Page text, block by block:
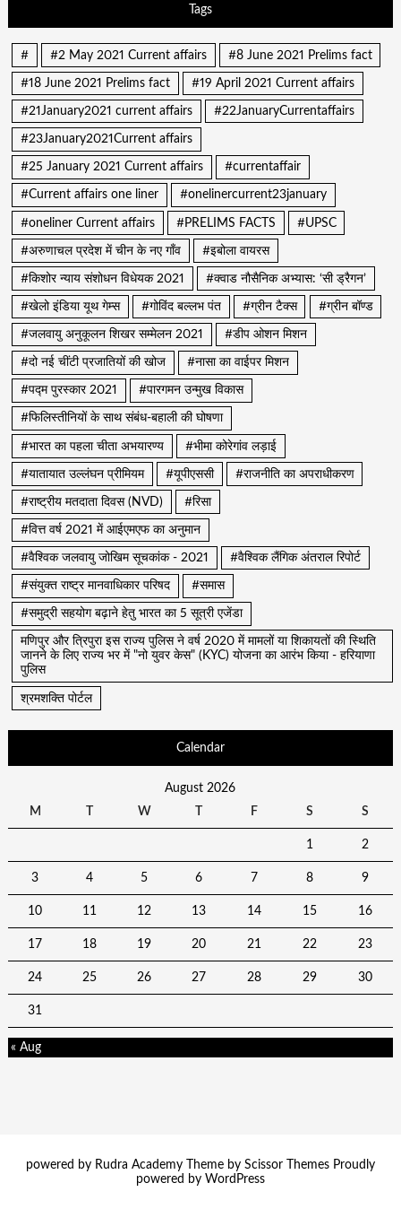
Tags
# #2 May 2021 Current affairs #8 June 2021 Prelims fact
#18 June 2021 Prelims fact #19 April 2021 Current affairs
#21January2021 current affairs #22JanuaryCurrentaffairs
#23January2021Current affairs
#25 January 2021 Current affairs #currentaffair
#Current affairs one liner #onelinercurrent23january
#oneliner Current affairs #PRELIMS FACTS #UPSC
#अरुणाचल प्रदेश में चीन के नए गाँव #इबोला वायरस
#किशोर न्याय संशोधन विधेयक 2021 #क्वाड नौसैनिक अभ्यास: ‘सी ड्रैगन’
#खेलो इंडिया यूथ गेम्स #गोविंद बल्लभ पंत #ग्रीन टैक्स #ग्रीन बॉण्ड
#जलवायु अनुकूलन शिखर सम्मेलन 2021 #डीप ओशन मिशन
#दो नई चींटी प्रजातियों की खोज #नासा का वाईपर मिशन
#पद्म पुरस्कार 2021 #पारगमन उन्मुख विकास
#फिलिस्तीनियों के साथ संबंध-बहाली की घोषणा
#भारत का पहला चीता अभयारण्य #भीमा कोरेगांव लड़ाई
#यातायात उल्लंघन प्रीमियम #यूपीएससी #राजनीति का अपराधीकरण
#राष्ट्रीय मतदाता दिवस (NVD) #रिसा
#वित्त वर्ष 2021 में आईएमएफ का अनुमान
#वैश्विक जलवायु जोखिम सूचकांक - 2021 #वैश्विक लैंगिक अंतराल रिपोर्ट
#संयुक्त राष्ट्र मानवाधिकार परिषद #समास
#समुद्री सहयोग बढ़ाने हेतु भारत का 5 सूत्री एजेंडा
मणिपुर और त्रिपुरा इस राज्य पुलिस ने वर्ष 2020 में मामलों या शिकायतों की स्थिति
जानने के लिए राज्य भर में "नो युवर केस" (KYC) योजना का आरंभ किया - हरियाणा
पुलिस
श्रमशक्ति पोर्टल
Calendar
August 2026
M
W F S S
1 2
3 4 5 6 7 8 9
10 11 12 13 14 15 16
17 18 19 20 21 22 23
24 25 26 27 28 29 30
31
« Aug
powered by Rudra Academy Theme by Scissor Themes Proudly
powered by WordPress